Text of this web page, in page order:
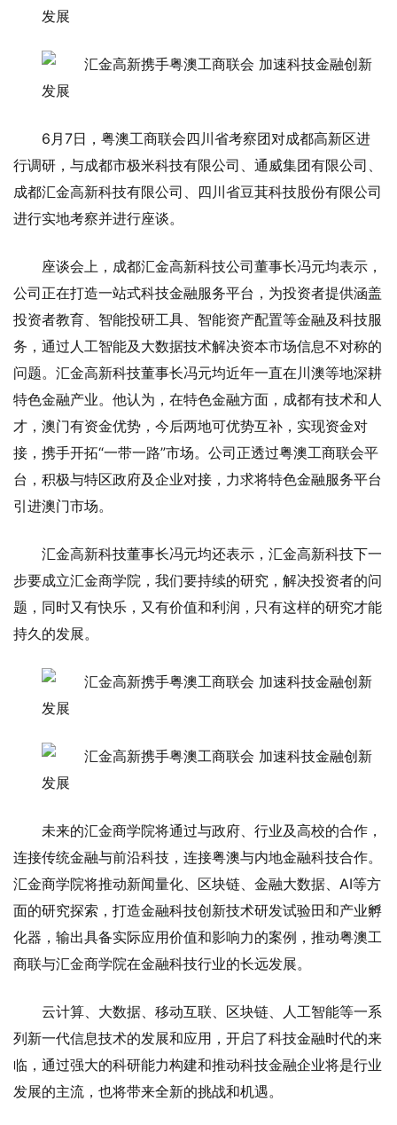
6月7日，粤澳工商联会四川省考察团对成都高新区进
行调研，与成都市极米科技有限公司、通威集团有限公司、
成都汇金高新科技有限公司、四川省豆萁科技股份有限公司
进行实地考察并进行座谈。
座谈会上，成都汇金高新科技公司董事长冯元均表示，
公司正在打造一站式科技金融服务平台，为投资者提供涵盖
投资者教育、智能投研工具、智能资产配置等金融及科技服
务，通过人工智能及大数据技术解决资本市场信息不对称的
问题。汇金高新科技董事长冯元均近年一直在川澳等地深耕
特色金融产业。他认为，在特色金融方面，成都有技术和人
才，澳门有资金优势，今后两地可优势互补，实现资金对
接，携手开拓“一带一路”市场。公司正透过粤澳工商联会平
台，积极与特区政府及企业对接，力求将特色金融服务平台
引进澳门市场。
汇金高新科技董事长冯元均还表示，汇金高新科技下一
步要成立汇金商学院，我们要持续的研究，解决投资者的问
题，同时又有快乐，又有价值和利润，只有这样的研究才能
持久的发展。
未来的汇金商学院将通过与政府、行业及高校的合作，
连接传统金融与前沿科技，连接粤澳与内地金融科技合作。
汇金商学院将推动新闻量化、区块链、金融大数据、AI等方
面的研究探索，打造金融科技创新技术研发试验田和产业孵
化器，输出具备实际应用价值和影响力的案例，推动粤澳工
商联与汇金商学院在金融科技行业的长远发展。
云计算、大数据、移动互联、区块链、人工智能等一系
列新一代信息技术的发展和应用，开启了科技金融时代的来
临，通过强大的科研能力构建和推动科技金融企业将是行业
发展的主流，也将带来全新的挑战和机遇。